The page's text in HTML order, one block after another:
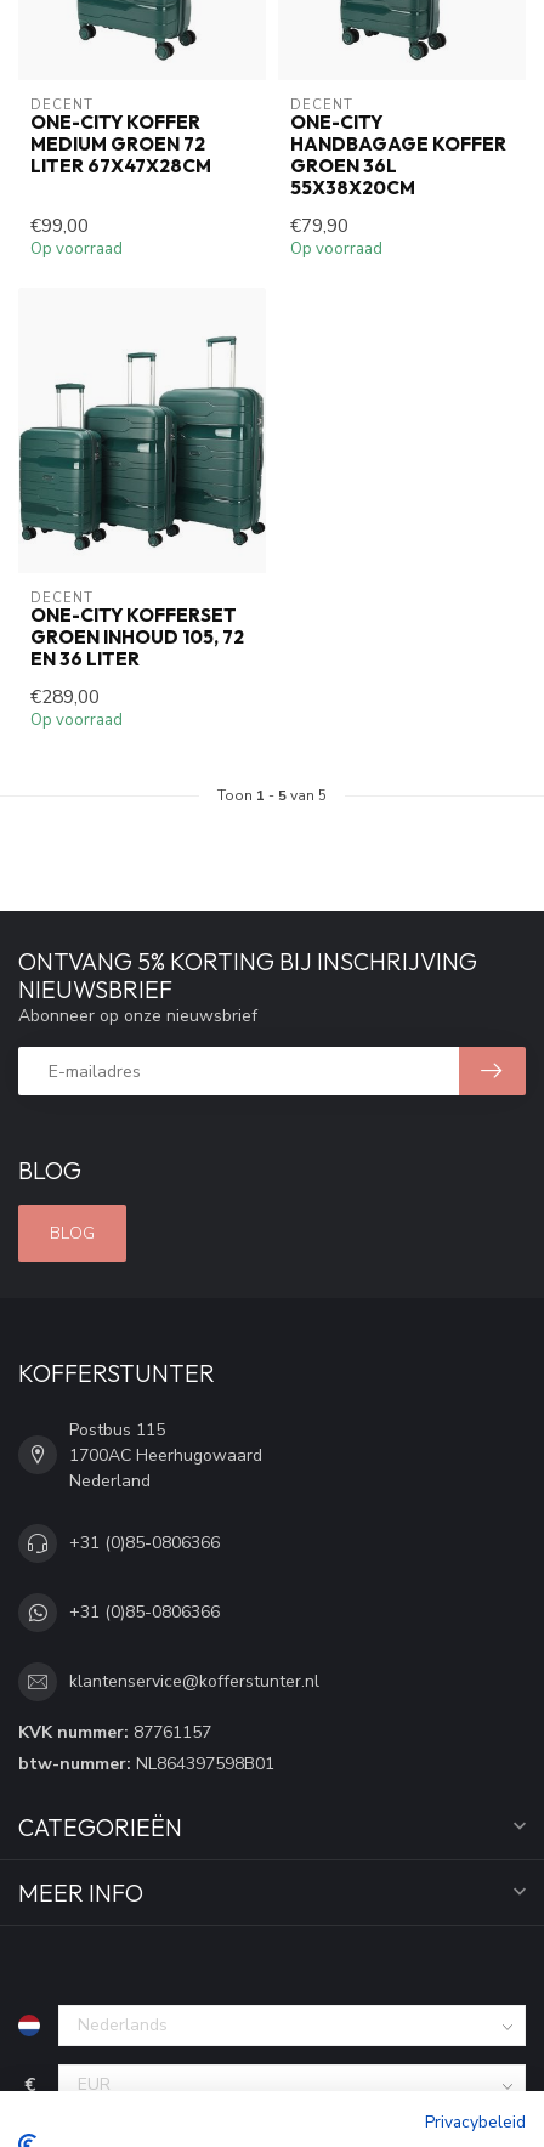
DECENT
ONE-CITY KOFFER
MEDIUM GROEN 72
LITER 67X47X28CM
€99,00
Op voorraad
DECENT
ONE-CITY
HANDBAGAGE KOFFER
GROEN 36L
55X38X20CM
€79,90
Op voorraad
DECENT
ONE-CITY KOFFERSET
GROEN INHOUD 105, 72
EN 36 LITER
€289,00
Op voorraad
Toon 1 - 5van 5
BLOG
BLOG
ONTVANG 5% KORTING BIJ INSCHRIJVING
NIEUWSBRIEF
Abonneer op onze nieuwsbrief
KOFFERSTUNTER
Postbus 115
1700AC Heerhugowaard
Nederland
+31 (0)85-0806366
+31 (0)85-0806366
klantenservice@kofferstunter.nl
KVK nummer: 87761157
btw-nummer: NL864397598B01
CATEGORIEËN
MEER INFO
€
Privacybeleid